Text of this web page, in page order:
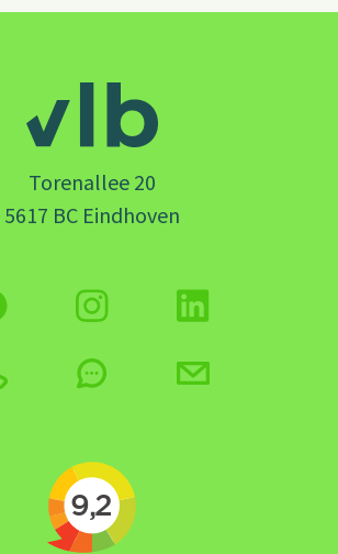
Torenallee 20
5617 BC Eindhoven